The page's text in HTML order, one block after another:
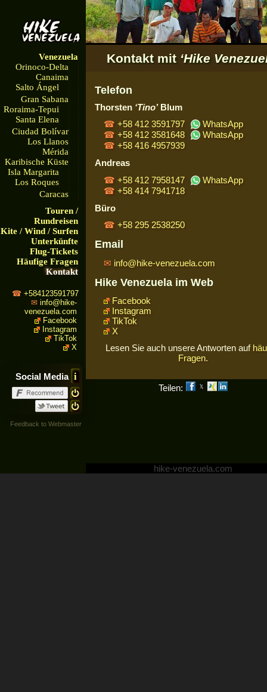
Venezuela
Orinoco-Delta
Canaima
Salto Ángel
Gran Sabana
Roraima-Tepui
Santa Elena
Ciudad Bolívar
Los Llanos
Mérida
Karibische Küste
Isla Margarita
Los Roques
Caracas
Touren /
Rundreisen
Kite / Wind / Surfen
Unterkünfte
Flug-Tickets
Häufige Fragen
Kontakt
+584123591797
info@hike-
venezuela.com
Facebook
Instagram
TikTok
X
Social Media i
Feedback to Webmaster
Kontakt mit ‘Hike
Telefon
Thorsten ‘Tino’Blum
+58 412 3591797
WhatsApp
+58 412 3581648
WhatsApp
+58 416 4957939
Andreas
+58 412 7958147
WhatsApp
+58 414 7941718
Büro
+58 295 2538250
Email
info@hike-venezuela.com
Hike Venezuela im Web
Facebook
Instagram
TikTok
X
Lesen Sie auch unsere Antworten auf
Fragen.
Teilen:
hike-venezuela.com